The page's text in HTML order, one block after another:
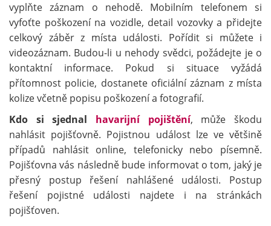
vyplňte záznam o nehodě. Mobilním telefonem si
vyfoťte poškození na vozidle, detail vozovky a přidejte
celkový záběr z místa události. Pořídit si můžete i
videozáznam. Budou-li u nehody svědci, požádejte je o
kontaktní informace. Pokud si situace vyžádá
přítomnost policie, dostanete oficiální záznam z místa
kolize včetně popisu poškození a fotografií.
Kdo si sjednal havarijní pojištění, může škodu
nahlásit pojišťovně. Pojistnou událost lze ve většině
případů nahlásit online, telefonicky nebo písemně.
Pojišťovna vás následně bude informovat o tom, jaký je
přesný postup řešení nahlášené události. Postup
řešení pojistné události najdete i na stránkách
pojišťoven.